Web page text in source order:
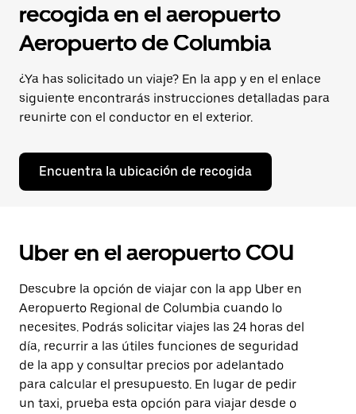
recogida en el aeropuerto
Aeropuerto de Columbia
¿Ya has solicitado un viaje? En la app y en el enlace
siguiente encontrarás instrucciones detalladas para
reunirte con el conductor en el exterior.
Encuentra la ubicación de recogida
Uber en el aeropuerto COU
Descubre la opción de viajar con la app Uber en
Aeropuerto Regional de Columbia cuando lo
necesites. Podrás solicitar viajes las 24 horas del
día, recurrir a las útiles funciones de seguridad
de la app y consultar precios por adelantado
para calcular el presupuesto. En lugar de pedir
un taxi, prueba esta opción para viajar desde o